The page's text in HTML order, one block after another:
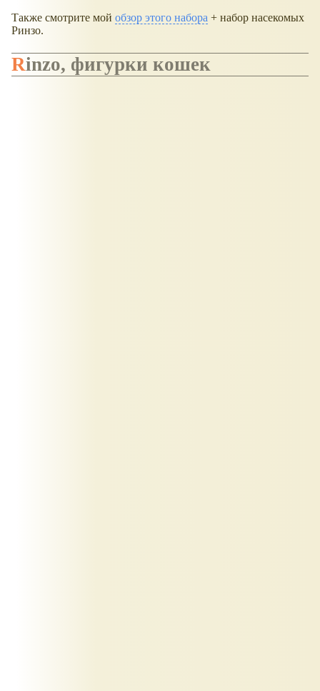
Также смотрите мой обзор этого набора + набор насекомых
Ринзо.
Rinzo, фигурки кошек